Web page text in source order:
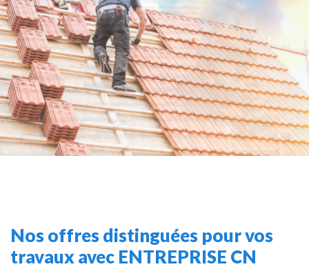
Nos offres distinguées pour vos
travaux avec ENTREPRISE CN